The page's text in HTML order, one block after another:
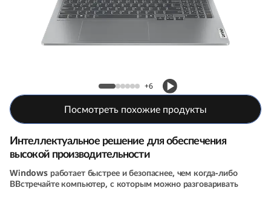
9
1
6
Ноутбук IdeaPad Pro 5 (16, 9th Gen, AMD)
+6
Посмотреть похожие продукты
Интеллектуальное решение для обеспечения
высокой производительности
Windows работает быстрее и безопаснее, чем когда-либо
ВВстречайте компьютер, с которым можно разговаривать